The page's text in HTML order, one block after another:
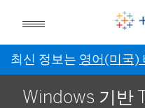
최신 정보는 영어(미국)
Windows 기반